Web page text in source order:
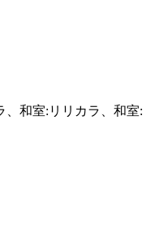
、和室:リリカラ、和室: